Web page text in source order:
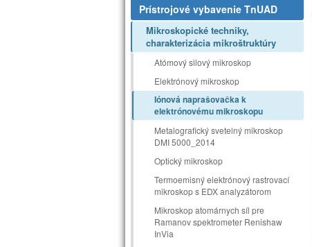
Prístrojové vybavenie TnUAD
Mikroskopické techniky,
charakterizácia mikroštruktúry
Atómový silový mikroskop
Elektrónový mikroskop
Iónová naprašovačka k
elektrónovému mikroskopu
Metalografický svetelný mikroskop
DMI 5000_2014
Optický mikroskop
Termoemisný elektrónový rastrovací
mikroskop s EDX analyzátorom
Mikroskop atomárnych síl pre
Ramanov spektrometer Renishaw
InVia